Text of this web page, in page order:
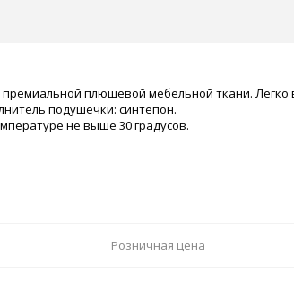
плюшевой мебельной ткани.
подушечки: синтепон.
не выше 30 градусов.
Розничная цена